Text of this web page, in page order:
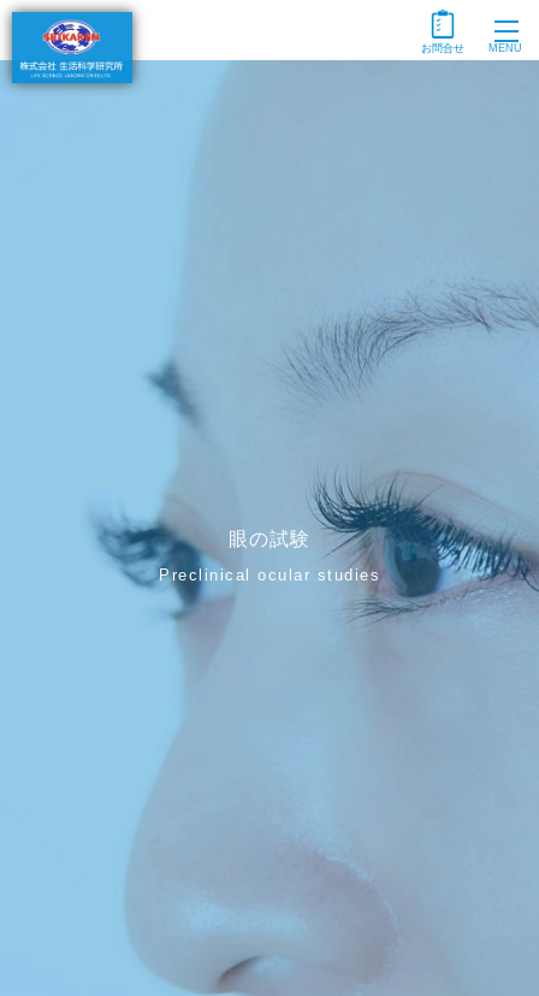
MENU
眼の試験
Preclinical ocular studies